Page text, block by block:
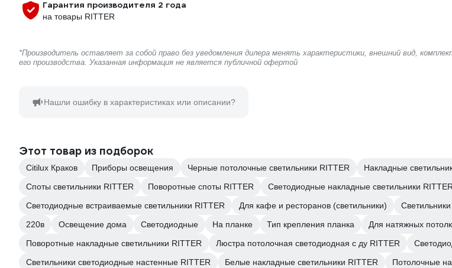
Гарантия производителя 2 года
на товары RITTER
*Производитель оставляет за собой право без уведомления дилера менять характеристики, внешний вид,
его производства. Указанная информация не является публичной офертой
Нашли ошибку в характеристиках или описании?
Этот товар из подборок
Citilux Краков Приборы освещения Черные потолочные светильники RITTER Накладные
Споты светильники RITTER
Поворотные споты RITTER Светодиодные накладные светильники RITTER
Светодиодные встраиваемые светильники RITTER
Для кафе и ресторанов (светильники)
220в
Освещение дома Светодиодные На планке Тип крепления планка Для натяжных
Поворотные накладные светильники RITTER
Люстра потолочная светодиодная с ду RITTER
Светильники светодиодные настенные RITTER
Белые накладные светильники RITTER Потолочные